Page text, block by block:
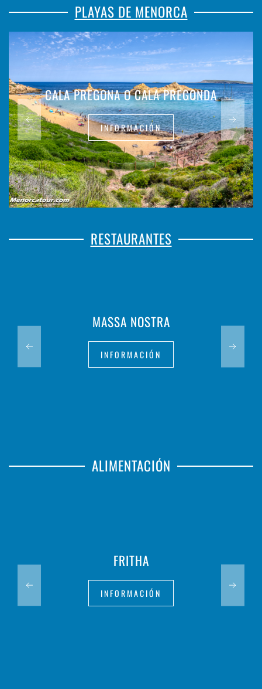
PLAYAS DE MENORCA
CALA PREGONA O CALA PREGONDA
INFORMACIÓN
RESTAURANTES
MASSA NOSTRA
INFORMACIÓN
ALIMENTACIÓN
FRITHA
INFORMACIÓN